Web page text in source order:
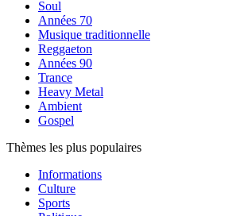
Soul
Années 70
Musique traditionnelle
Reggaeton
Années 90
Trance
Heavy Metal
Ambient
Gospel
Thèmes les plus populaires
Informations
Culture
Sports